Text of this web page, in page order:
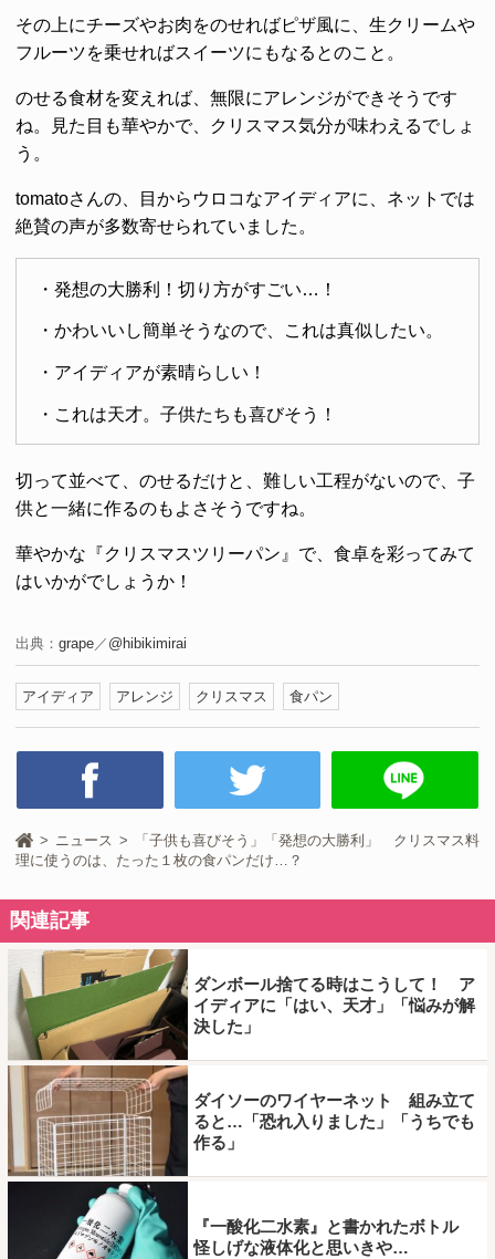
その上にチーズやお肉をのせればピザ風に、生クリームや
フルーツを乗せればスイーツにもなるとのこと。
のせる食材を変えれば、無限にアレンジができそうです
ね。見た目も華やかで、クリスマス気分が味わえるでしょ
う。
tomatoさんの、目からウロコなアイディアに、ネットでは
絶賛の声が多数寄せられていました。
・発想の大勝利！切り方がすごい…！
・かわいいし簡単そうなので、これは真似したい。
・アイディアが素晴らしい！
・これは天才。子供たちも喜びそう！
切って並べて、のせるだけと、難しい工程がないので、子
供と一緒に作るのもよさそうですね。
華やかな『クリスマスツリーパン』で、食卓を彩ってみて
はいかがでしょうか！
出典： grape／ @hibikimirai
アイディア アレンジ クリスマス 食パン
ニュース
「子供も喜びそう」「発想の大勝利」 クリスマス料
理に使うのは、たった１枚の食パンだけ…？
関連記事
ダンボール捨てる時はこうして！ ア
イディアに「はい、天才」「悩みが解
決した」
ダイソーのワイヤーネット 組み立て
ると…「恐れ入りました」「うちでも
作る」
『一酸化二水素』と書かれたボトル
怪しげな液体化と思いきや…